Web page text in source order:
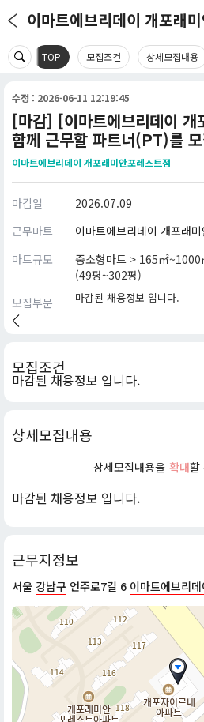
TOP 모집조건 상세모집내용
수정 : 2026-06-11 12:19:45
[마감] [이마트에브리데이 개
함께 근무할 파트너(PT)를
이마트에브리데이 개포래미안포레스트점
마감일
2026.07.09
근무마트
이마트에브리데이 개포래
마트규모
중소형마트 > 165㎡~1000
(49평~302평)
모집부문
마감된 채용정보 입니다.
모집조건
마감된 채용정보 입니다.
상세모집내용
상세모집내용을 확대할
마감된 채용정보 입니다.
근무지정보
서울 강남구 언주로7길 6 이마트에브리데